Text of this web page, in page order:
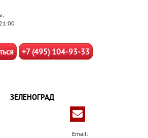
+7 (495) 104-93-33
ЗЕЛЕНОГРАД
Email: